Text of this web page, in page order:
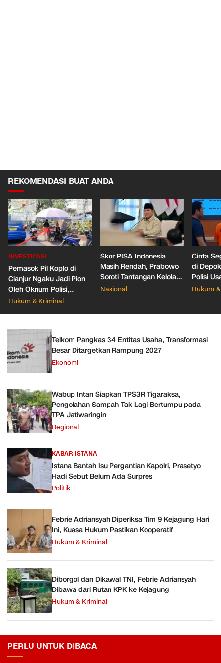
REKOMENDASI BUAT ANDA
INVESTIGASI
Pemasok Pil Koplo di
Cianjur Ngaku Jadi Pion
Oleh Oknum Polisi,
Propam Mabes Polri
Hukum & Kriminal
Skor PISA Indonesia
Masih Rendah, Prabowo
Soroti Tantangan Kelola
388 Ribu Sekolah
Nasional
Cinta
di
Polisi
Pacar
Hukum
Telkom Pangkas 34 Entitas Usaha, Transformasi
Besar Ditargetkan Rampung 2027
Ekonomi
Wabup Intan Siapkan TPS3R Tigaraksa,
Pengolahan Sampah Tak Lagi Bertumpu pada
TPA Jatiwaringin
Regional
KABAR ISTANA
Istana Bantah Isu Pergantian Kapolri, Prasetyo
Hadi Sebut Belum Ada Surpres
Politik
Febrie Adriansyah Diperiksa Tim 9 Kejagung Hari
Ini, Kuasa Hukum Pastikan Kooperatif
Hukum & Kriminal
Diborgol dan Dikawal TNI, Febrie Adriansyah
Dibawa dari Rutan KPK ke Kejagung
Hukum & Kriminal
PERLU UNTUK DIBACA